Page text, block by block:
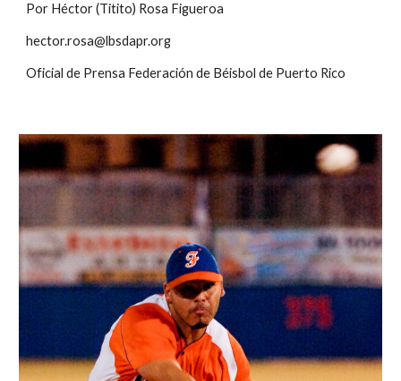
Por Héctor (Titito) Rosa Figueroa
hector.rosa@lbsdapr.org
Oficial de Prensa Federación de Béisbol de Puerto Rico